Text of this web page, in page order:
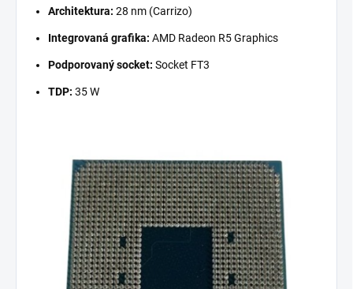
Architektura: 28 nm (Carrizo)
Integrovaná grafika: AMD Radeon R5 Graphics
Podporovaný socket: Socket FT3
TDP: 35 W